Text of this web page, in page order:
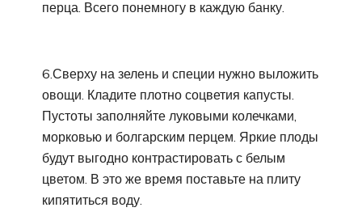
перца. Всего понемногу в каждую банку.
6.Сверху на зелень и специи нужно выложить
овощи. Кладите плотно соцветия капусты.
Пустоты заполняйте луковыми колечками,
морковью и болгарским перцем. Яркие плоды
будут выгодно контрастировать с белым
цветом. В это же время поставьте на плиту
кипятиться воду.